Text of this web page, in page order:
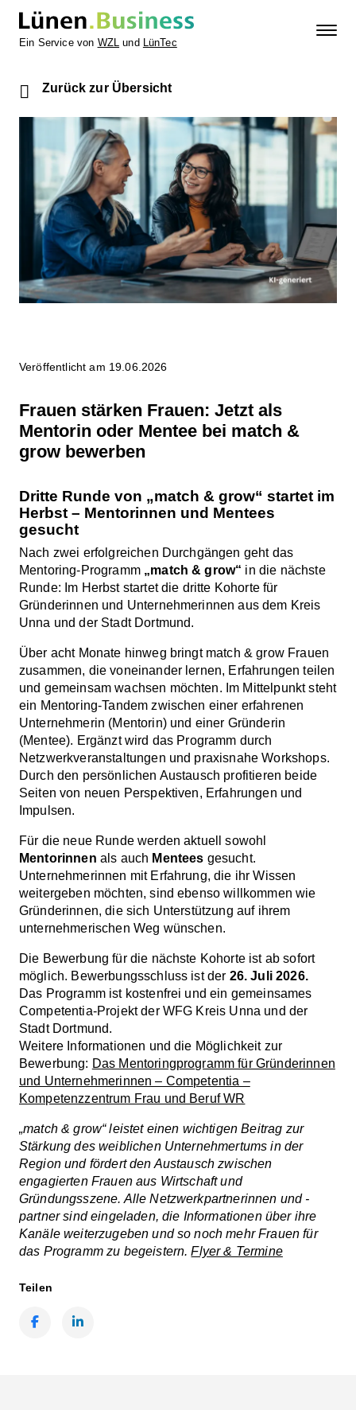
Ein Service von WZL und LünTec
Zurück zur Übersicht
Veröffentlicht am 19.06.2026
Frauen stärken Frauen: Jetzt als
Mentorin oder Mentee bei match &
grow bewerben
Dritte Runde von „match & grow“ startet im
Herbst – Mentorinnen und Mentees
gesucht
Nach zwei erfolgreichen Durchgängen geht das
Mentoring-Programm „match & grow“ in die nächste
Runde: Im Herbst startet die dritte Kohorte für
Gründerinnen und Unternehmerinnen aus dem Kreis
Unna und der Stadt Dortmund.
Über acht Monate hinweg bringt match & grow Frauen
zusammen, die voneinander lernen, Erfahrungen teilen
und gemeinsam wachsen möchten. Im Mittelpunkt steht
ein Mentoring-Tandem zwischen einer erfahrenen
Unternehmerin (Mentorin) und einer Gründerin
(Mentee). Ergänzt wird das Programm durch
Netzwerkveranstaltungen und praxisnahe Workshops.
Durch den persönlichen Austausch profitieren beide
Seiten von neuen Perspektiven, Erfahrungen und
Impulsen.
Für die neue Runde werden aktuell sowohl
Mentorinnen als auch Mentees gesucht.
Unternehmerinnen mit Erfahrung, die ihr Wissen
weitergeben möchten, sind ebenso willkommen wie
Gründerinnen, die sich Unterstützung auf ihrem
unternehmerischen Weg wünschen.
Die Bewerbung für die nächste Kohorte ist ab sofort
möglich. Bewerbungsschluss ist der 26. Juli 2026.
Das Programm ist kostenfrei und ein gemeinsames
Competentia-Projekt der WFG Kreis Unna und der
Stadt Dortmund.
Weitere Informationen und die Möglichkeit zur
Bewerbung: Das Mentoringprogramm für Gründerinnen
und Unternehmerinnen – Competentia –
Kompetenzzentrum Frau und Beruf WR
„match & grow“ leistet einen wichtigen Beitrag zur
Stärkung des weiblichen Unternehmertums in der
Region und fördert den Austausch zwischen
engagierten Frauen aus Wirtschaft und
Gründungsszene. Alle Netzwerkpartnerinnen und -
partner sind eingeladen, die Informationen über ihre
Kanäle weiterzugeben und so noch mehr Frauen für
das Programm zu begeistern.Flyer & Termine
Teilen